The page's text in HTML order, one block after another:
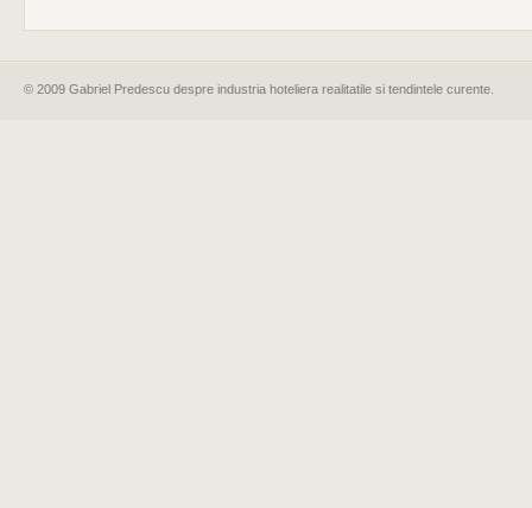
© 2009 Gabriel Predescu despre industria hoteliera realitatile si tendintele curente.